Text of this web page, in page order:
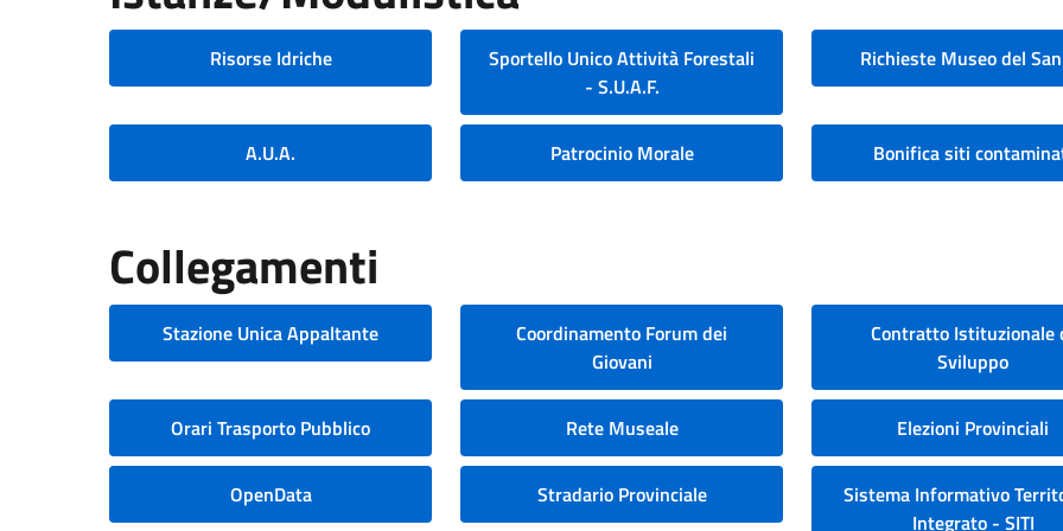
Risorse Idriche
Sportello Unico Attività Forestali
- S.U.A.F.
Richieste Museo del
A.U.A. Patrocinio Morale Bonifica siti
Collegamenti
Stazione Unica Appaltante
Coordinamento Forum dei
Giovani
Contratto Istituzionale
Sviluppo
Orari Trasporto Pubblico Rete Museale Elezioni Provinciali
OpenData Stradario Provinciale
Sistema Informativo
Integrato - SITI